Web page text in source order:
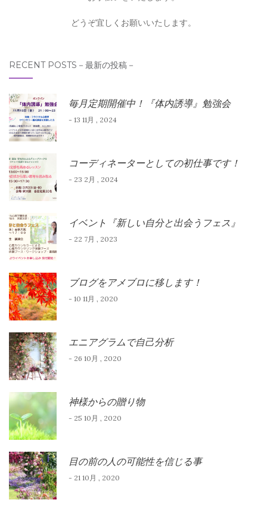
どうぞ宜しくお願いいたします。
RECENT POSTS－最新の投稿－
毎月定期開催中！『体内誘導』勉強会
- 13 11月 , 2024
コーディネーターとしての初仕事です！
- 23 2月 , 2024
イベント『新しい自分と出会うフェス』
- 22 7月 , 2023
ブログをアメブロに移します！
- 10 11月 , 2020
エニアグラムで自己分析
- 26 10月 , 2020
神様からの贈り物
- 25 10月 , 2020
目の前の人の可能性を信じる事
- 21 10月 , 2020